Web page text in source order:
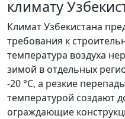
климату
Климат Узбекистана
требования к
температура воздуха
зимой в отдельных
-20 °C, а резкие
температурой создают
ограждающие